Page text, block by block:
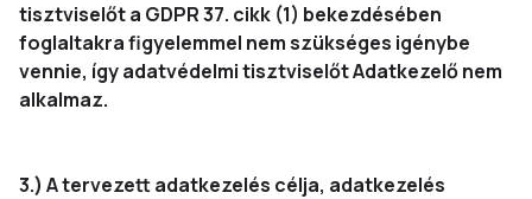
tisztviselőt a GDPR 37. cikk (1) bekezdésében
foglaltakra figyelemmel nem szükséges igénybe
vennie, így adatvédelmi tisztviselőt Adatkezelő nem
alkalmaz.
3.) A tervezett adatkezelés célja, adatkezelés